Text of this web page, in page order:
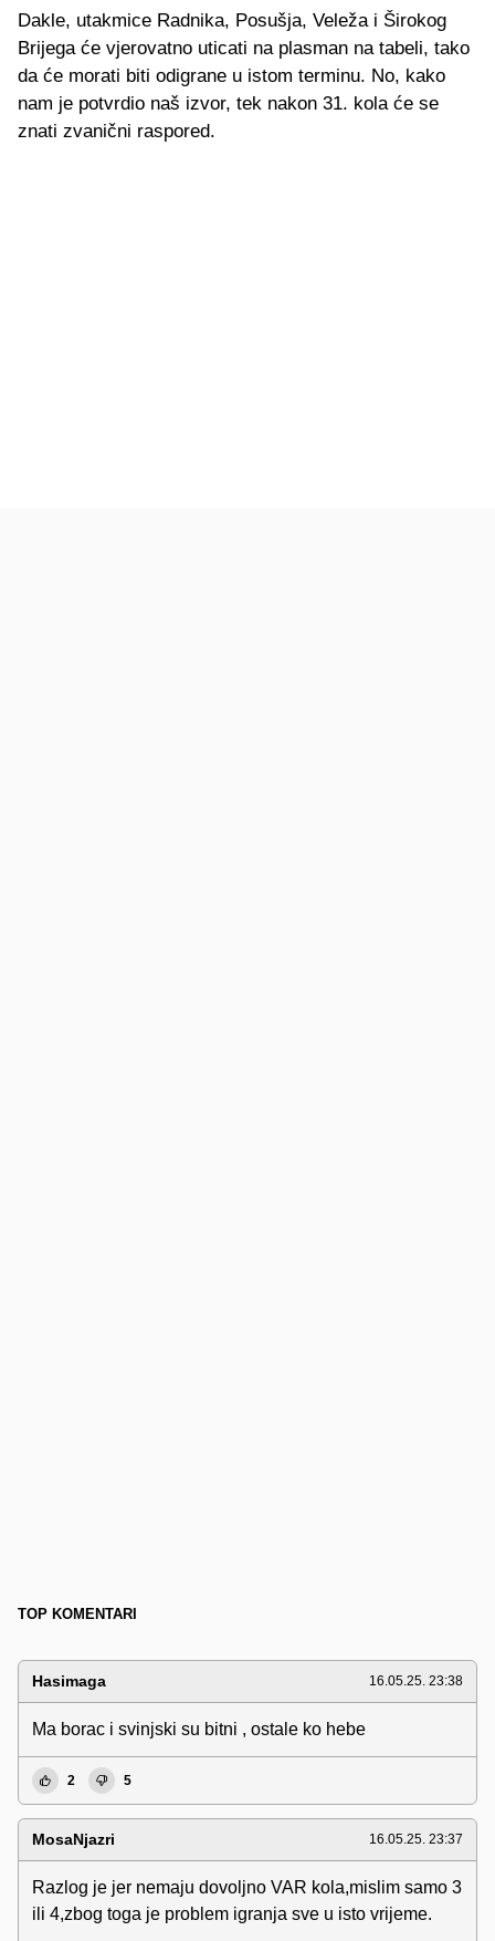
Dakle, utakmice Radnika, Posušja, Veleža i Širokog
Brijega će vjerovatno uticati na plasman na tabeli, tako
da će morati biti odigrane u istom terminu. No, kako
nam je potvrdio naš izvor, tek nakon 31. kola će se
znati zvanični raspored.
TOP KOMENTARI
Hasimaga 16.05.25. 23:38
Ma borac i svinjski su bitni , ostale ko hebe
2 5
MosaNjazri 16.05.25. 23:37
Razlog je jer nemaju dovoljno VAR kola,mislim samo 3
ili 4,zbog toga je problem igranja sve u isto vrijeme.